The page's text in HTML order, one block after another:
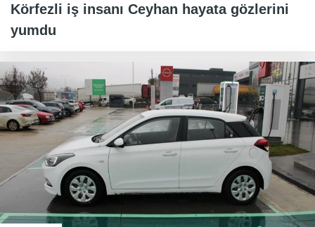
Körfezli iş insanı Ceyhan hayata gözlerini
yumdu